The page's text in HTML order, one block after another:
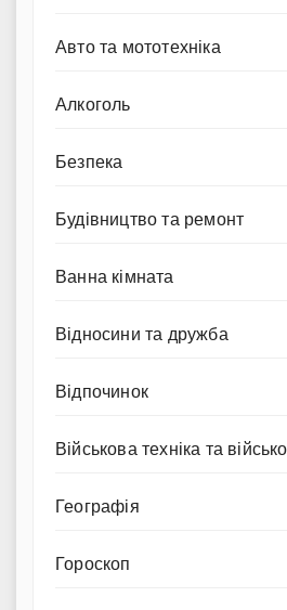
Авто та мототехніка
Алкоголь
Безпека
Будівництво та ремонт
Ванна кімната
Відносини та дружба
Відпочинок
Військова техніка та
Географія
Гороскоп